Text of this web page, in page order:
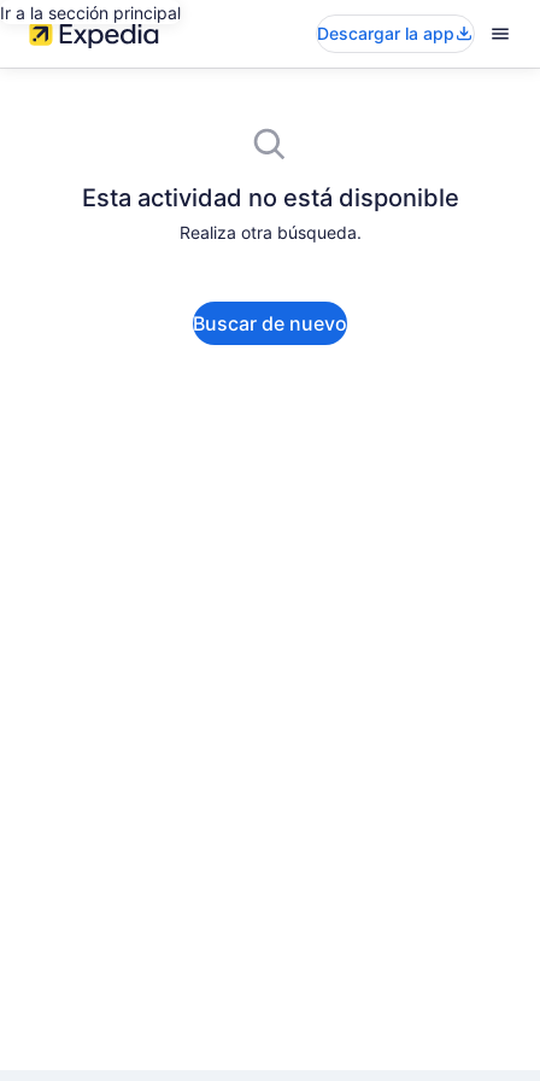
Ir a la sección principal
Descargar la app
Esta actividad no está disponible
Realiza otra búsqueda.
Buscar de nuevo